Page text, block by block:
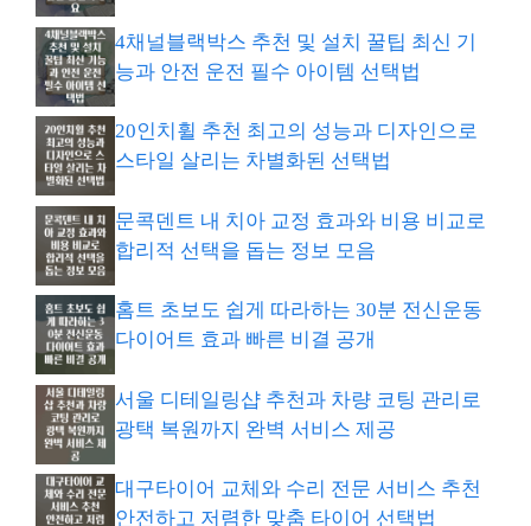
4채널블랙박스 추천 및 설치 꿀팁 최신 기
능과 안전 운전 필수 아이템 선택법
20인치휠 추천 최고의 성능과 디자인으로
스타일 살리는 차별화된 선택법
문콕덴트 내 치아 교정 효과와 비용 비교로
합리적 선택을 돕는 정보 모음
홈트 초보도 쉽게 따라하는 30분 전신운동
다이어트 효과 빠른 비결 공개
서울 디테일링샵 추천과 차량 코팅 관리로
광택 복원까지 완벽 서비스 제공
대구타이어 교체와 수리 전문 서비스 추천
안전하고 저렴한 맞춤 타이어 선택법